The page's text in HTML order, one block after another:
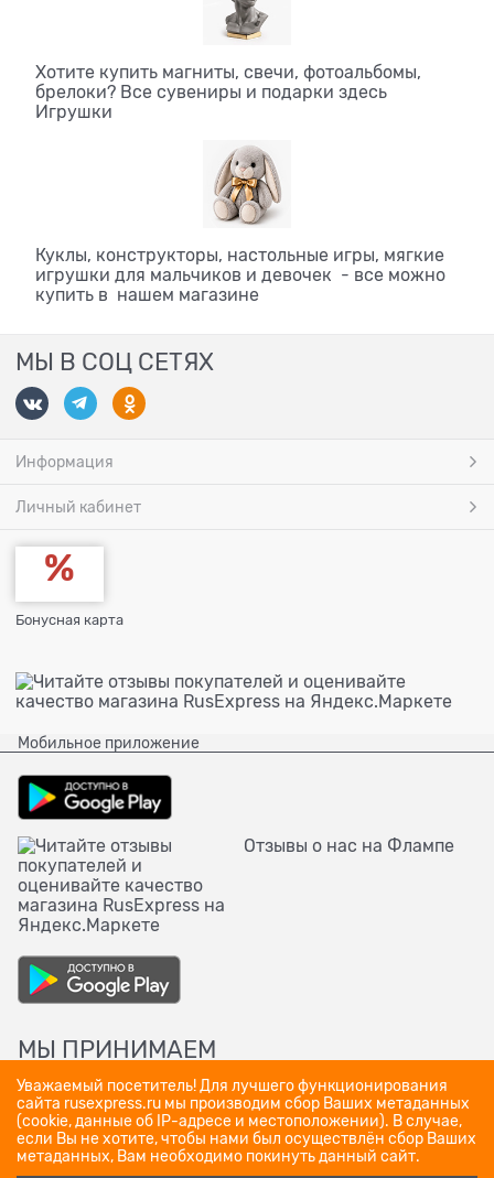
Хотите купить магниты, свечи, фотоальбомы,
брелоки? Все сувениры и подарки здесь
Игрушки
Куклы, конструкторы, настольные игры, мягкие
игрушки для мальчиков и девочек - все можно
купить в нашем магазине
МЫ В СОЦ СЕТЯХ
Информация
Личный кабинет
Бонусная карта
Мобильное приложение
Отзывы о нас на Флампе
МЫ ПРИНИМАЕМ
Уважаемый посетитель! Для лучшего функционирования
сайта rusexpress.ru мы производим сбор Ваших метаданных
(cookie, данные об IP-адресе и местоположении). В случае,
если Вы не хотите, чтобы нами был осуществлён сбор Ваших
метаданных, Вам необходимо покинуть данный сайт.